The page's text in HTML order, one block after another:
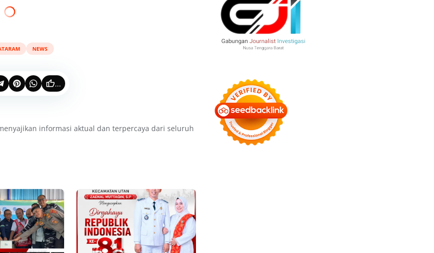
NEWS
...
informasi aktual dan terpercaya dari seluruh